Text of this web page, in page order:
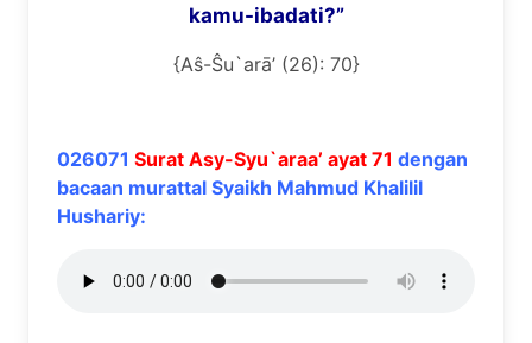
kamu-ibadati?”
{Aŝ-Ŝu`arā’ (26): 70}
026071 Surat Asy-Syu`araa’ ayat 71 dengan
bacaan murattal Syaikh Mahmud Khalilil
Hushariy: